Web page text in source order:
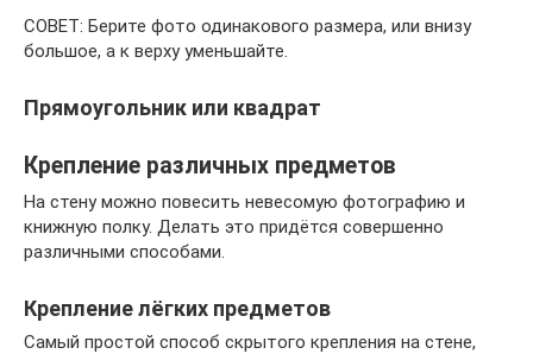
СОВЕТ: Берите фото одинакового размера, или внизу
большое, а к верху уменьшайте.
Прямоугольник или квадрат
Крепление различных предметов
На стену можно повесить невесомую фотографию и
книжную полку. Делать это придётся совершенно
различными способами.
Крепление лёгких предметов
Самый простой способ скрытого крепления на стене,